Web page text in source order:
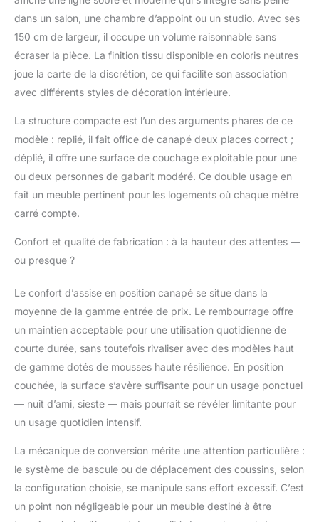
de rangement : Au
niveau du sol se trouve
rangement qui
économise de la place
et offre un espace de
multifonctionnel.
Coussin amovible et
lavable : Le coussin est
amovible et lavable, ce
qui facilite l’entretien.
Transformation facile :
roulettes situées sous
et sans effort tout en
protégeant le sol. Il
supporte une charge
élevée.
dans un salon, une chambre d’appoint ou un studio. Avec ses
150 cm de largeur, il occupe un volume raisonnable sans
écraser la pièce. La finition tissu disponible en coloris neutres
joue la carte de la discrétion, ce qui facilite son association
avec différents styles de décoration intérieure.
La structure compacte est l’un des arguments phares de ce
modèle : replié, il fait office de canapé deux places correct ;
déplié, il offre une surface de couchage exploitable pour une
ou deux personnes de gabarit modéré. Ce double usage en
fait un meuble pertinent pour les logements où chaque mètre
carré compte.
Confort et qualité de fabrication : à la hauteur des attentes —
ou presque ?
Le confort d’assise en position canapé se situe dans la
moyenne de la gamme entrée de prix. Le rembourrage offre
un maintien acceptable pour une utilisation quotidienne de
courte durée, sans toutefois rivaliser avec des modèles haut
de gamme dotés de mousses haute résilience. En position
couchée, la surface s’avère suffisante pour un usage ponctuel
— nuit d’ami, sieste — mais pourrait se révéler limitante pour
un usage quotidien intensif.
La mécanique de conversion mérite une attention particulière :
le système de bascule ou de déplacement des coussins, selon
la configuration choisie, se manipule sans effort excessif. C’est
un point non négligeable pour un meuble destiné à être